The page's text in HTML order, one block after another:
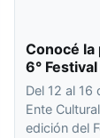
Conocé
6°
Del 12 al 16
Ente
edición del